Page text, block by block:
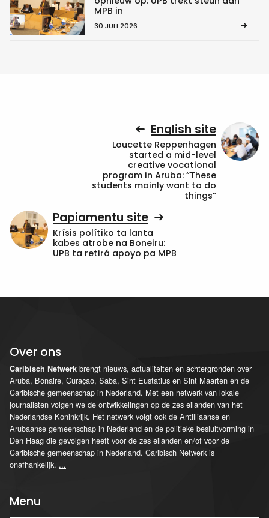
MPB in
30 JULI 2026
English site
Loucette Reppenhagen
started a mid-level
creative vocational
program in Aruba: “These
students mainly want to do
things”
Papiamentu site
Krísis polítiko ta lanta
kabes atrobe na Boneiru:
UPB ta retirá apoyo pa MPB
Over ons
Caribisch Netwerk brengt nieuws, actualiteiten en achtergronden over
Aruba, Bonaire, Curaçao, Saba, Sint Eustatius en Sint Maarten en de
Caribische gemeenschap in Nederland. Met een netwerk van lokale
journalisten volgen we de ontwikkelingen op de zes eilanden van het
Nederlandse Koninkrijk. Het netwerk volgt ook de Antilliaanse en
Arubaanse gemeenschap in Nederland en de politieke besluitvorming in
Den Haag die gevolgen heeft voor de zes eilanden en/of voor de
Caribische gemeenschap in Nederland. Caribisch Netwerk is
onafhankelijk. ...
Menu